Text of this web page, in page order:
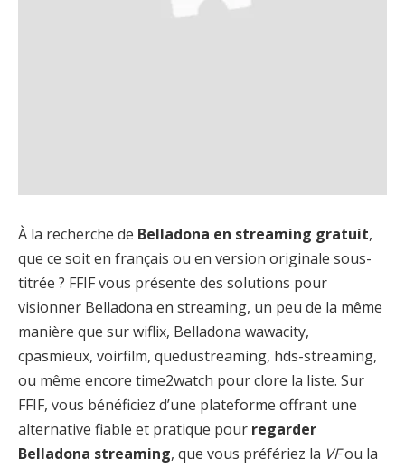
À la recherche de Belladona en streaming gratuit,
que ce soit en français ou en version originale sous-
titrée ? FFIF vous présente des solutions pour
visionner Belladona en streaming, un peu de la même
manière que sur wiflix, Belladona wawacity,
cpasmieux, voirfilm, quedustreaming, hds-streaming,
ou même encore time2watch pour clore la liste. Sur
FFIF, vous bénéficiez d’une plateforme offrant une
alternative fiable et pratique pour regarder
Belladona streaming, que vous préfériez la VFou la